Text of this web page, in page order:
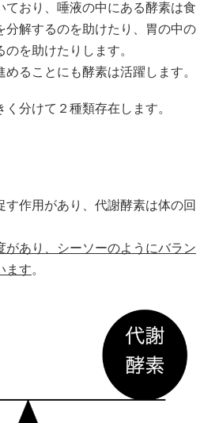
ており、唾液の中にある酵素は食
分解するのを助けたり、胃の中の
を助けたりします。
ることにも酵素は活躍します。
分けて２種類存在します。
作用があり、代謝酵素は体の回
があり、シーソーのようにバラン
ます。